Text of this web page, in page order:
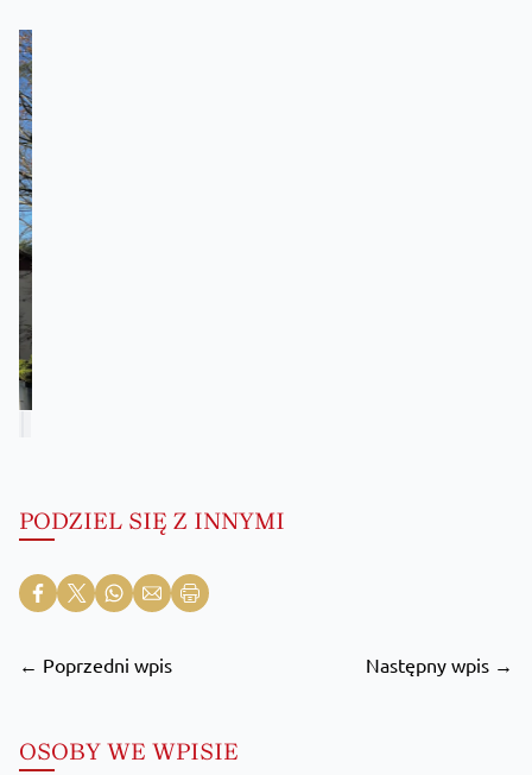
PODZIEL SIĘ Z INNYMI
← Poprzedni wpis Następny wpis →
OSOBY WE WPISIE